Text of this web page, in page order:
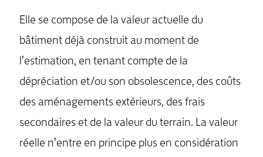
Elle se compose de la valeur actuelle du
bâtiment déjà construit au moment de
l’estimation, en tenant compte de la
dépréciation et/ou son obsolescence, des coûts
des aménagements extérieurs, des frais
secondaires et de la valeur du terrain. La valeur
réelle n’entre en principe plus en considération